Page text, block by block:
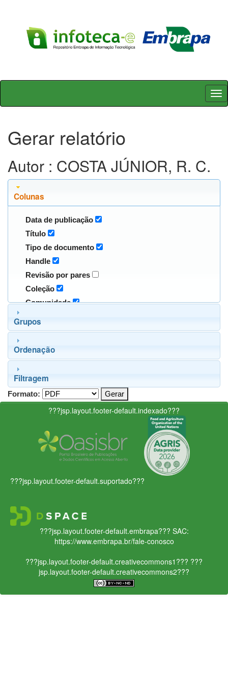
Skip
Gerar relatório
Autor : COSTA JÚNIOR, R. C.
Colunas
Data de publicação
Título
Tipo de documento
Handle
Revisão por pares
Coleção
Comunidade
Grupos
Ordenação
Filtragem
Formato:
???jsp.layout.footer-default.indexado???
???jsp.layout.footer-default.suportado???
???jsp.layout.footer-default.embrapa??? SAC:
https://www.embrapa.br/fale-conosco
???jsp.layout.footer-default.creativecommons1??? ???
jsp.layout.footer-default.creativecommons2???